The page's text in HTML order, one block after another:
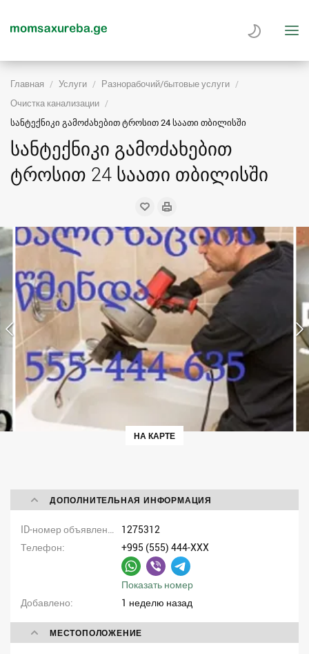
Главная Услуги
Разнорабочий/бытовые услуги
Очистка канализации
სანტექნიკი გამოძახებით ტროსით 24 საათი თბილისში
სანტექნიკი გამოძახებით
ტროსით 24 საათი თბილისში
НА КАРТЕ
ДОПОЛНИТЕЛЬНАЯ ИНФОРМАЦИЯ
1275312
Телефон
+995 (555) 444-XXX
Показать номер
Добавлено
1 неделю назад
МЕСТОПОЛОЖЕНИЕ